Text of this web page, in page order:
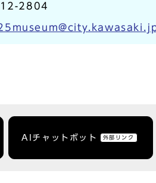
2804
AIチャットボット 外部リンク